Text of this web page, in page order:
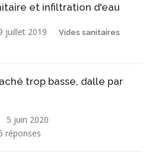
et infiltration d'eau
juillet 2019 Vides sanitaires
trop basse, dalle par
5 juin 2020
réponses